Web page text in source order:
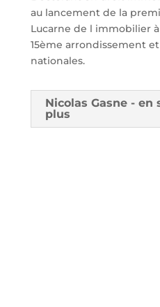
au lancement de la
Lucarne de l immobilier
15ème arrondissement
nationales.
Nicolas Gasne - en
plus